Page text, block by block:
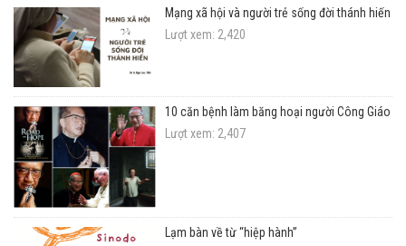
Mạng xã hội và người trẻ sống đời thánh hiến
Lượt xem: 2,420
10 căn bệnh làm băng hoại người Công Giáo
Lượt xem: 2,407
Lạm bàn về từ “hiệp hành”